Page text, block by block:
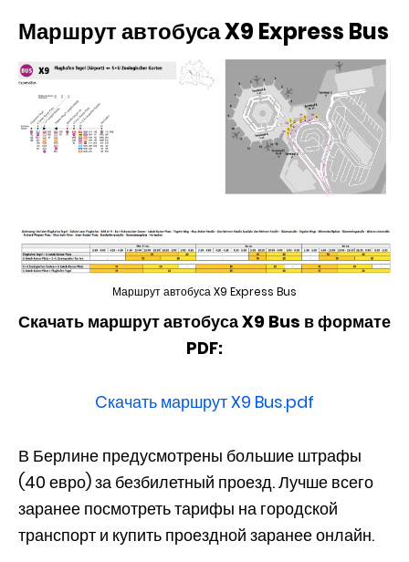
Маршрут автобуса X9 Express Bus
Маршрут автобуса X9 Express Bus
Скачать маршрут автобуса X9 Bus в формате
PDF:
Cкачать маршрут X9 Bus.pdf
В Берлине предусмотрены большие штрафы
(40 евро) за безбилетный проезд. Лучше всего
заранее посмотреть тарифы на городской
транспорт и купить проездной заранее онлайн.